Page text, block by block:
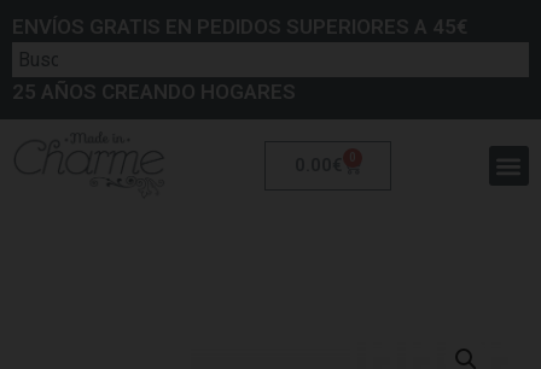
ENVÍOS GRATIS EN PEDIDOS SUPERIORES A 45€
25 AÑOS CREANDO HOGARES